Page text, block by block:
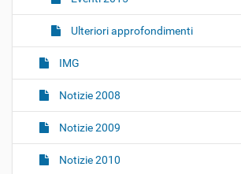
Ulteriori approfondimenti
IMG
Notizie 2008
Notizie 2009
Notizie 2010